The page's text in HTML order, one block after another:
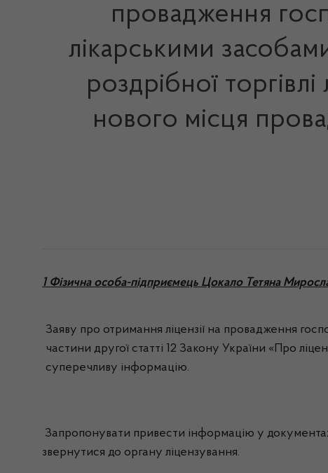
провадження
лікарськими
роздрібної
нового місця
1 Фізична особа-підприємець Цокало Тетяна
Заяву про отримання ліцензії на провадження
частини другої статті 12 Закону України «Про
суперечливу інформацію.
Запропонувати привести інформацію у документах
звернутися до органу ліцензування.